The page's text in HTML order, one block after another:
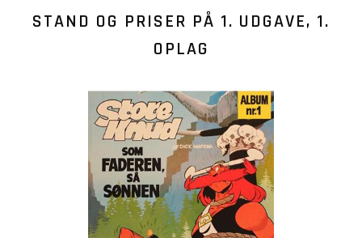
STAND OG PRISER PÅ 1. UDGAVE, 1.
OPLAG